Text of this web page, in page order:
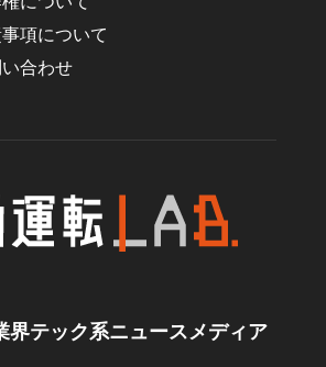
項について
合わせ
界テック系ニュースメディア